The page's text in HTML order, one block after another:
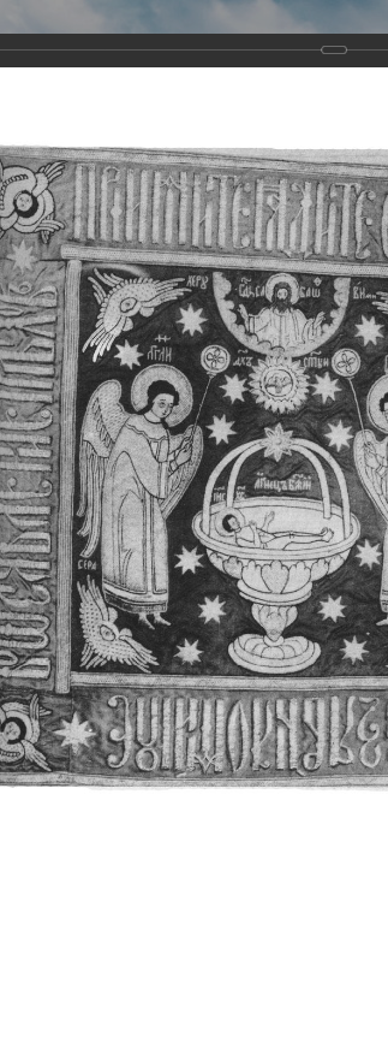
Сайт
Наследники
Главная Галерея Храмы-мученики
Свято-
Свято-Троицкий собор Архангельска
23.12.2015
Сегодня мы можем говорить, что
пострадал от целенаправленных
выдающихся памятников архитектуры.
вызванная борьбой с религией, набравшая
разрушение православного центра
Возникнув в начале XVIII века в
двухэтажный Троицкий собор, сразу
XVIII веке по масштабам ему не было
оставался самым высоким и значительным
Один из самых больших и светлых соборов
портового города с отраженными в ней